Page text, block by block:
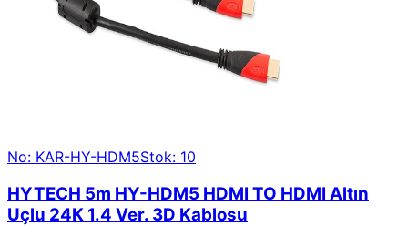
No: KAR-HY-HDM5Stok: 10
HYTECH 5m HY-HDM5 HDMI TO HDMI Altın
Uçlu 24K 1.4 Ver. 3D Kablosu